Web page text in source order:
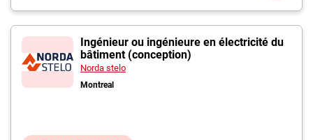
Ingénieur ou ingénieure en électricité du
bâtiment (conception)
Norda stelo
Montreal